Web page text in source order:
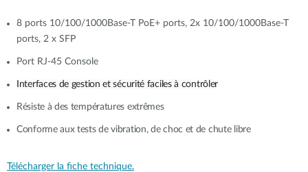
8 ports 10/100/1000Base-T PoE+ ports, 2x 10/100/1000Base-T
ports, 2 x SFP
Port RJ-45 Console
Interfaces de gestion et sécurité faciles à contrôler
Résiste à des températures extrêmes
Conforme aux tests de vibration, de choc et de chute libre
Télécharger la fiche technique.